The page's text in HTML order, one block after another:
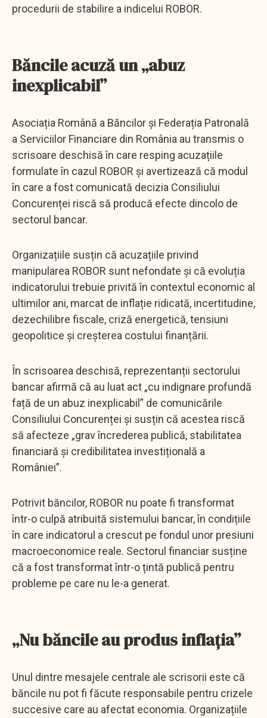
procedurii de stabilire a indicelui ROBOR.
Băncile acuză un „abuz
inexplicabil”
Asociația Română a Băncilor și Federația Patronală
a Serviciilor Financiare din România au transmis o
scrisoare deschisă în care resping acuzațiile
formulate în cazul ROBOR și avertizează că modul
în care a fost comunicată decizia Consiliului
Concurenței riscă să producă efecte dincolo de
sectorul bancar.
Organizațiile susțin că acuzațiile privind
manipularea ROBOR sunt nefondate și că evoluția
indicatorului trebuie privită în contextul economic al
ultimilor ani, marcat de inflație ridicată, incertitudine,
dezechilibre fiscale, criză energetică, tensiuni
geopolitice și creșterea costului finanțării.
În scrisoarea deschisă, reprezentanții sectorului
bancar afirmă că au luat act „cu indignare profundă
față de un abuz inexplicabil” de comunicările
Consiliului Concurenței și susțin că acestea riscă
să afecteze „grav încrederea publică, stabilitatea
financiară și credibilitatea investițională a
României”.
Potrivit băncilor, ROBOR nu poate fi transformat
într-o culpă atribuită sistemului bancar, în condițiile
în care indicatorul a crescut pe fondul unor presiuni
macroeconomice reale. Sectorul financiar susține
că a fost transformat într-o țintă publică pentru
probleme pe care nu le-a generat.
„Nu băncile au produs inflația”
Unul dintre mesajele centrale ale scrisorii este că
băncile nu pot fi făcute responsabile pentru crizele
succesive care au afectat economia. Organizațiile